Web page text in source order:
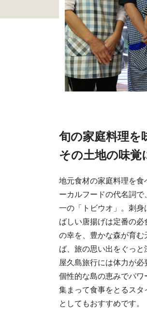
旬の家庭料理を
その土地の味覚
地元食材の家庭料理を食
ーカルフードの代名詞
一の「トビウオ」。刺
ばしい唐揚げは定番の
の幸を、豊かな森が育む
ば、旅の思い出をぐっ
屋久島旅行には体力が
個性的な島の恵みでパワ
集まって食事をとるス
としてもおすすめです。